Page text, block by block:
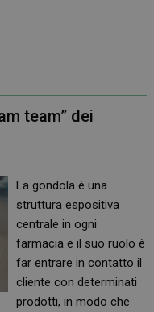
team” dei
La gondola è una
struttura espositiva
centrale in ogni
farmacia e il suo ruolo è
far entrare in contatto il
cliente con determinati
prodotti, in modo che